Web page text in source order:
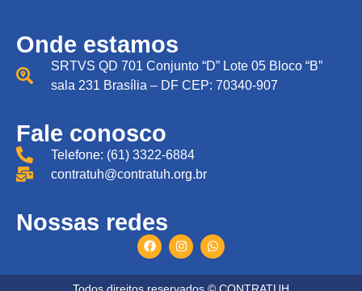
Onde estamos
SRTVS QD 701 Conjunto “D” Lote 05 Bloco “B”
sala 231 Brasília – DF CEP: 70340-907
Fale conosco
Telefone: (61) 3322-6884
contratuh@contratuh.org.br
Nossas redes
Todos direitos reservados © CONTRATUH